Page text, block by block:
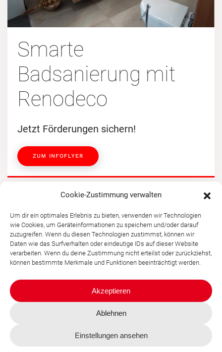
Cookie-Zustimmung verwalten
Um dir ein optimales Erlebnis zu bieten, verwenden wir Technologien
wie Cookies, um Geräteinformationen zu speichern und/oder darauf
zuzugreifen. Wenn du diesen Technologien zustimmst, können wir
Daten wie das Surfverhalten oder eindeutige IDs auf dieser Website
verarbeiten. Wenn du deine Zustimmung nicht erteilst oder zurückziehst,
können bestimmte Merkmale und Funktionen beeinträchtigt werden.
Akzeptieren
Ablehnen
Einstellungen ansehen
Smarte
Badsanierung mit
Renodeco
Jetzt Förderungen sichern!
ZUM INFOFLYER
Moderne Haustechnik in
dritter Generation
Wir sind ein mittelständisches Unternehmen,
das mittlerweile auf über 80 Jahre Erfahrung